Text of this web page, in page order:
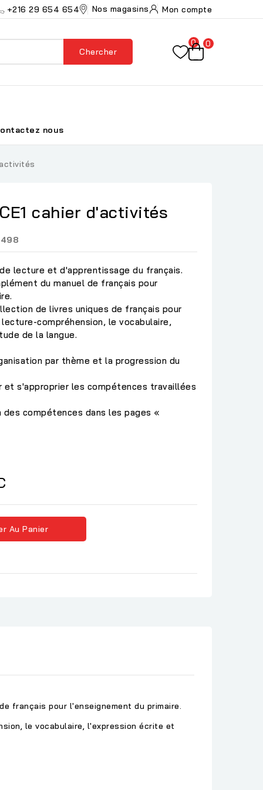
+216 29 654 654 Nos magasins Mon compte
Chercher
0 0
nous
cahier d'activités
lecture et d'apprentissage du français.
du manuel de français pour
de livres uniques de français pour
compréhension, le vocabulaire,
de la langue.
par thème et la progression du
et s'approprier les compétences travaillées
des compétences dans les pages «
Au Panier
français pour l'enseignement du primaire.
le vocabulaire, l'expression écrite et